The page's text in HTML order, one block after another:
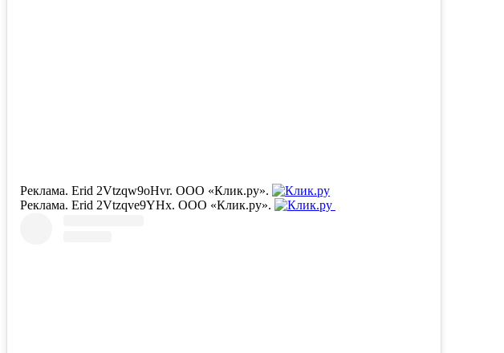
Реклама. Erid 2Vtzqw9oHvr. ООО «Клик.ру».
Реклама. Erid 2Vtzqve9YHx. ООО «Клик.ру».